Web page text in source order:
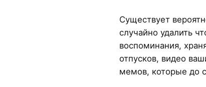
Существует
случайно удалить
воспоминания,
отпусков, видео
мемов, которые до